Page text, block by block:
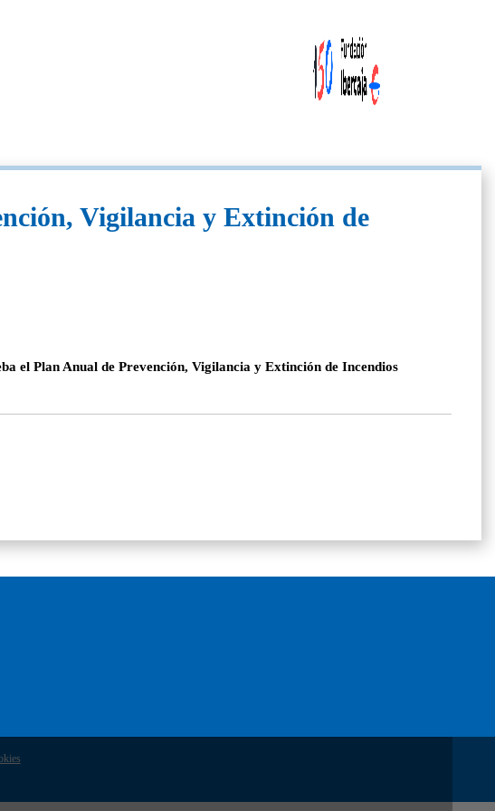
Vigilancia y Extinción de
el Plan Anual de Prevención, Vigilancia y Extinción de Incendios